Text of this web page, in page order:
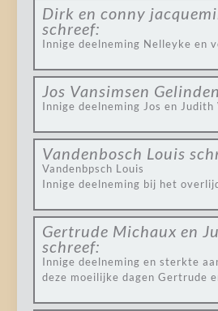
Dirk en conny
schreef:
Innige deelneming Nelleyke en
Jos Vansimsen Gelinden
Innige deelneming Jos en Judith
Vandenbosch Louis
Vandenbpsch Louis
Innige deelneming bij het
Gertrude Michaux en
schreef:
Innige deelneming en sterkte
deze moeilijke dagen Gertrude